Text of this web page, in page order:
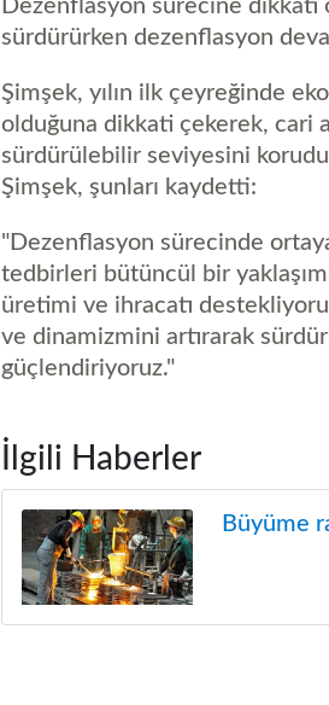
Dezenflasyon sürecine dikkati
sürdürürken dezenflasyon
Şimşek, yılın ilk çeyreğinde
olduğuna dikkati çekerek, cari
sürdürülebilir seviyesini
Şimşek, şunları kaydetti:
"Dezenflasyon sürecinde
tedbirleri bütüncül bir
üretimi ve ihracatı
ve dinamizmini artırarak
güçlendiriyoruz."
İlgili Haberler
Büyüme